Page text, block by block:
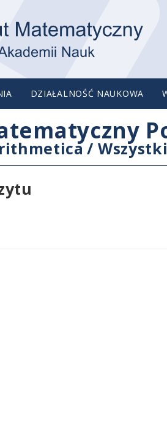
DZIAŁALNOŚĆ NAUKOWA
/